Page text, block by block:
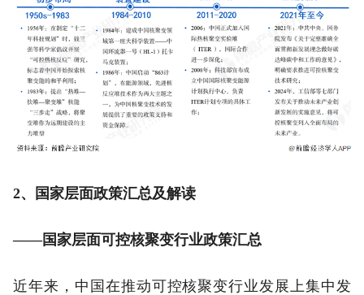
2、国家层面政策汇总及解读
——国家层面可控核聚变行业政策汇总
近年来，中国在推动可控核聚变行业发展上集中发